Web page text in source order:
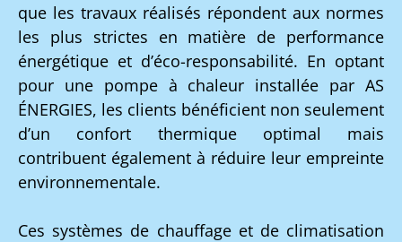
que les travaux réalisés répondent aux normes
les plus strictes en matière de performance
énergétique et d’éco-responsabilité. En optant
pour une pompe à chaleur installée par AS
ÉNERGIES, les clients bénéficient non seulement
d’un confort thermique optimal mais
contribuent également à réduire leur empreinte
environnementale.
Ces systèmes de chauffage et de climatisation